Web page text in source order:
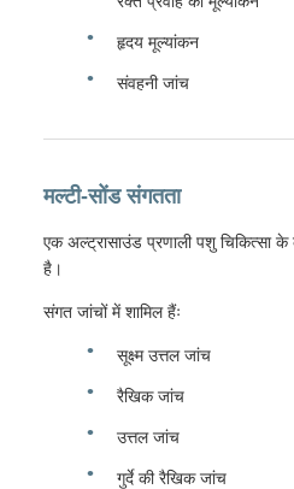
हृदय मूल्यांकन
संवहनी जांच
मल्टी-सोंड संगतता
एक अल्ट्रासाउंड प्रणाली पशु चिकित्सा
है।
संगत जांचों में शामिल हैंः
सूक्ष्म उत्तल जांच
रैखिक जांच
उत्तल जांच
गुर्दे की रैखिक जांच